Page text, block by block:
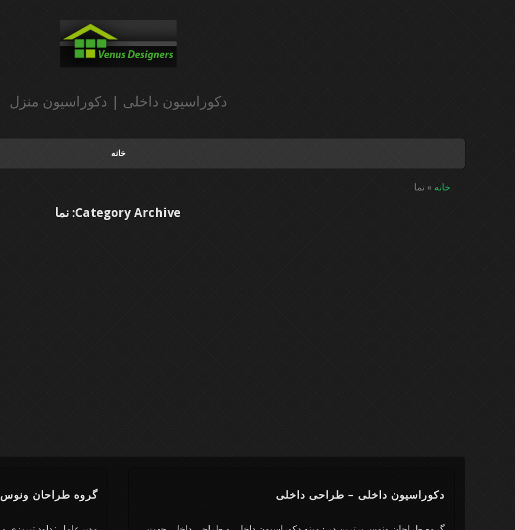
دکوراسیون داخلی | دکوراسیون منزل
خانه
خانه » نما
Category Archive: نما
گروه طراحان ونوس دکوراسیون داخلی – طراحی داخلی